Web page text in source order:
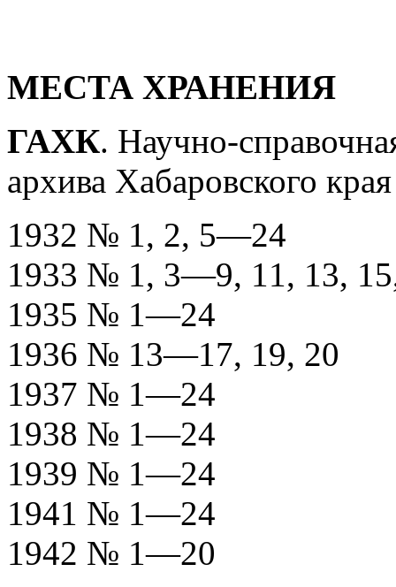
МЕСТА ХРАНЕНИЯ
ГАХК. Научно-
архива Хабаровского
1932 № 1, 2, 5—24
1933 № 1, 3—9, 11, 13,
1935 № 1—24
1936 № 13—17, 19, 20
1937 № 1—24
1938 № 1—24
1939 № 1—24
1941 № 1—24
1942 № 1—20